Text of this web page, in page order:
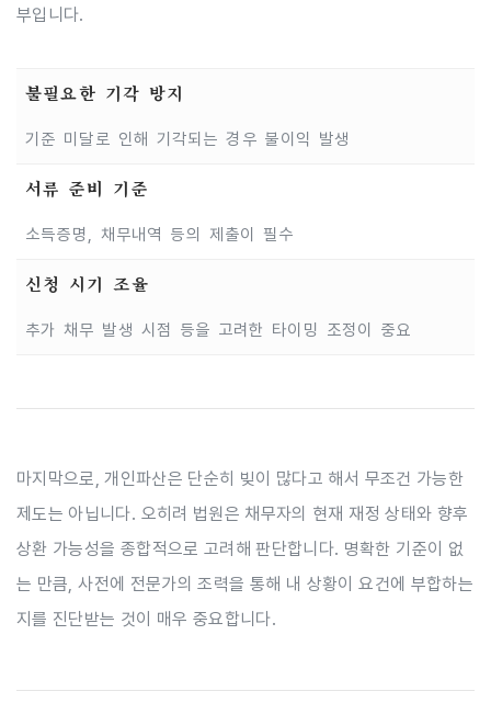
부입니다.
불필요한 기각 방지
기준 미달로 인해 기각되는 경우 불이익 발생
서류 준비 기준
소득증명, 채무내역 등의 제출이 필수
신청 시기 조율
추가 채무 발생 시점 등을 고려한 타이밍 조정이 중요
마지막으로, 개인파산은 단순히 빚이 많다고 해서 무조건 가능한
제도는 아닙니다. 오히려 법원은 채무자의 현재 재정 상태와 향후
상환 가능성을 종합적으로 고려해 판단합니다. 명확한 기준이 없
는 만큼, 사전에 전문가의 조력을 통해 내 상황이 요건에 부합하는
지를 진단받는 것이 매우 중요합니다.